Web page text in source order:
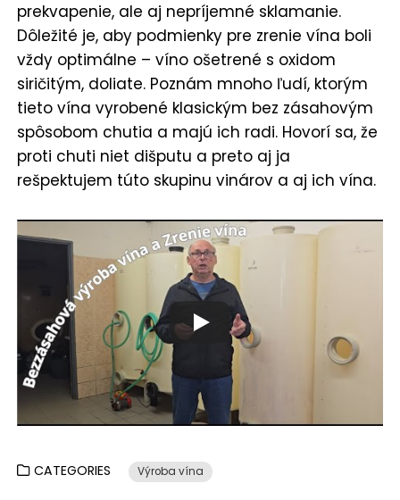
prekvapenie, ale aj nepríjemné sklamanie.
Dôležité je, aby podmienky pre zrenie vína boli
vždy optimálne – víno ošetrené s oxidom
siričitým, doliate. Poznám mnoho ľudí, ktorým
tieto vína vyrobené klasickým bez zásahovým
spôsobom chutia a majú ich radi. Hovorí sa, že
proti chuti niet dišputu a preto aj ja
rešpektujem túto skupinu vinárov a aj ich vína.
CATEGORIES Výroba vína